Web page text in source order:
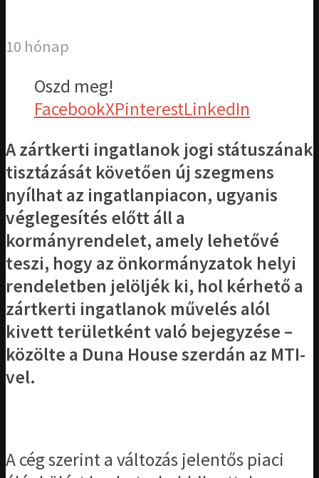
10 hónap
Oszd meg!
FacebookXPinterestLinkedIn
A zártkerti ingatlanok jogi státuszának
tisztázását követően új szegmens
nyílhat az ingatlanpiacon, ugyanis
véglegesítés előtt áll a
kormányrendelet, amely lehetővé
teszi, hogy az önkormányzatok helyi
rendeletben jelöljék ki, hol kérhető a
zártkerti ingatlanok művelés alól
kivett területként való bejegyzése –
közölte a Duna House szerdán az MTI-
vel.
A cég szerint a változás jelentős piaci